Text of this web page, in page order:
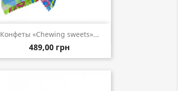
Конфеты «Chewing sweets»...
489,00 грн
Быстрый просмотр